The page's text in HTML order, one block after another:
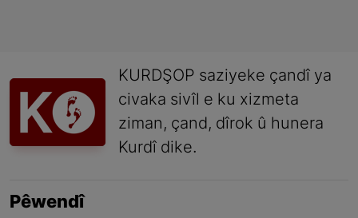
KURDŞOP saziyeke çandî ya
civaka sivîl e ku xizmeta
ziman, çand, dîrok û hunera
Kurdî dike.
Pêwendî